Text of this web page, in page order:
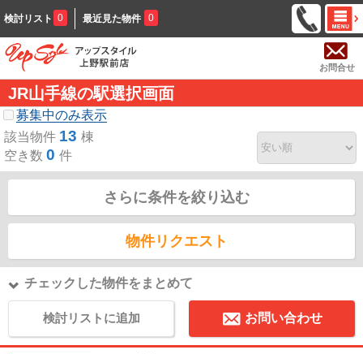
検討リスト 0 最近見た物件 0
お問合せ
JR山手線の駅選択画面
募集中のみ表示
該当物件 13 棟
空き数 0 件
さらに条件を絞り込む
物件リクエスト
チェックした物件をまとめて
検討リストに追加 お問い合わせ